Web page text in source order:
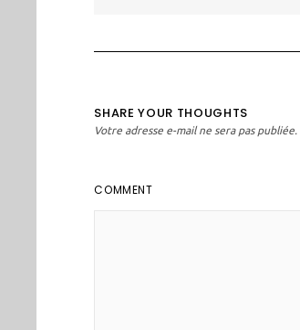
SHARE YOUR THOUGHTS
Votre adresse e-mail ne sera pas publiée.
COMMENT